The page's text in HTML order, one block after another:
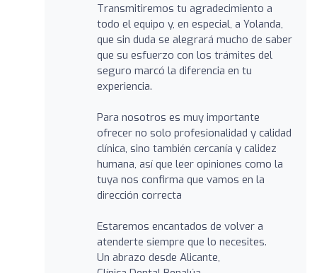
Transmitiremos tu agradecimiento a
todo el equipo y, en especial, a Yolanda,
que sin duda se alegrará mucho de saber
que su esfuerzo con los trámites del
seguro marcó la diferencia en tu
experiencia.
Para nosotros es muy importante
ofrecer no solo profesionalidad y calidad
clínica, sino también cercanía y calidez
humana, así que leer opiniones como la
tuya nos confirma que vamos en la
dirección correcta
Estaremos encantados de volver a
atenderte siempre que lo necesites.
Un abrazo desde Alicante,